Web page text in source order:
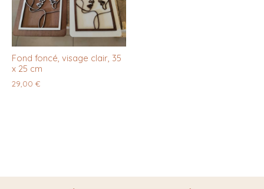
Fond foncé, visage clair, 35
x 25 cm
29,00 €